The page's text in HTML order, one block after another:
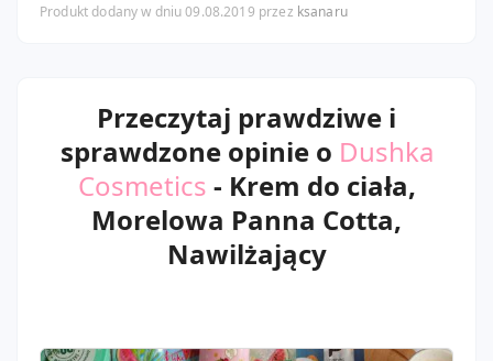
Produkt dodany w dniu 09.08.2019 przez ksanaru
Przeczytaj prawdziwe i
sprawdzone opinie o Dushka
Cosmetics - Krem do ciała,
Morelowa Panna Cotta,
Nawilżający